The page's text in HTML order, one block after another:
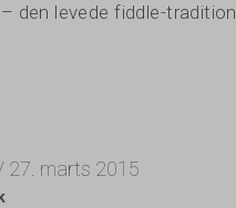
den levede fiddle-tradition
27. marts 2015